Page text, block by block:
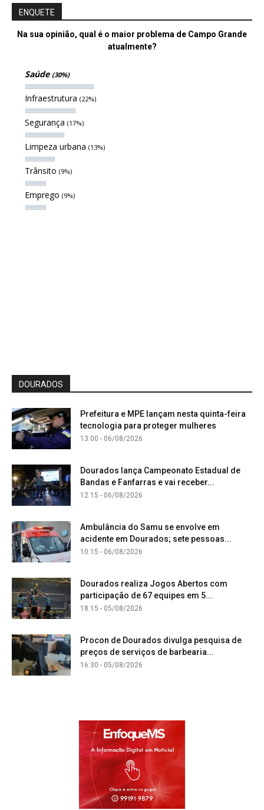
ENQUETE
Na sua opinião, qual é o maior problema de Campo Grande
atualmente?
Saúde (30%)
Infraestrutura (22%)
Segurança (17%)
Limpeza urbana (13%)
Trânsito (9%)
Emprego (9%)
DOURADOS
Prefeitura e MPE lançam nesta quinta-feira
tecnologia para proteger mulheres
13:00 - 06/08/2026
Dourados lança Campeonato Estadual de
Bandas e Fanfarras e vai receber...
12:15 - 06/08/2026
Ambulância do Samu se envolve em
acidente em Dourados; sete pessoas...
10:15 - 06/08/2026
Dourados realiza Jogos Abertos com
participação de 67 equipes em 5...
18:15 - 05/08/2026
Procon de Dourados divulga pesquisa de
preços de serviços de barbearia...
16:30 - 05/08/2026